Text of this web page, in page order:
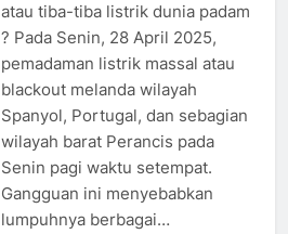
atau tiba-tiba listrik dunia padam
? Pada Senin, 28 April 2025,
pemadaman listrik massal atau
blackout melanda wilayah
Spanyol, Portugal, dan sebagian
wilayah barat Perancis pada
Senin pagi waktu setempat.
Gangguan ini menyebabkan
lumpuhnya berbagai…